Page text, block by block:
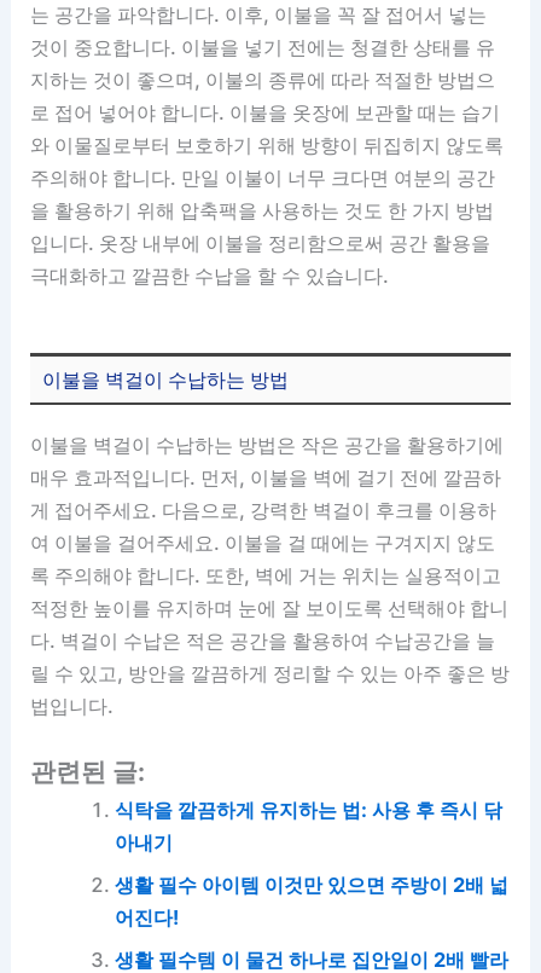
는 공간을 파악합니다. 이후, 이불을 꼭 잘 접어서 넣는
것이 중요합니다. 이불을 넣기 전에는 청결한 상태를 유
지하는 것이 좋으며, 이불의 종류에 따라 적절한 방법으
로 접어 넣어야 합니다. 이불을 옷장에 보관할 때는 습기
와 이물질로부터 보호하기 위해 방향이 뒤집히지 않도록
주의해야 합니다. 만일 이불이 너무 크다면 여분의 공간
을 활용하기 위해 압축팩을 사용하는 것도 한 가지 방법
입니다. 옷장 내부에 이불을 정리함으로써 공간 활용을
극대화하고 깔끔한 수납을 할 수 있습니다.
이불을 벽걸이 수납하는 방법
이불을 벽걸이 수납하는 방법은 작은 공간을 활용하기에
매우 효과적입니다. 먼저, 이불을 벽에 걸기 전에 깔끔하
게 접어주세요. 다음으로, 강력한 벽걸이 후크를 이용하
여 이불을 걸어주세요. 이불을 걸 때에는 구겨지지 않도
록 주의해야 합니다. 또한, 벽에 거는 위치는 실용적이고
적정한 높이를 유지하며 눈에 잘 보이도록 선택해야 합니
다. 벽걸이 수납은 적은 공간을 활용하여 수납공간을 늘
릴 수 있고, 방안을 깔끔하게 정리할 수 있는 아주 좋은 방
법입니다.
관련된 글:
식탁을 깔끔하게 유지하는 법: 사용 후 즉시 닦
아내기
생활 필수 아이템 이것만 있으면 주방이 2배 넓
어진다!
생활 필수템 이 물건 하나로 집안일이 2배 빨라